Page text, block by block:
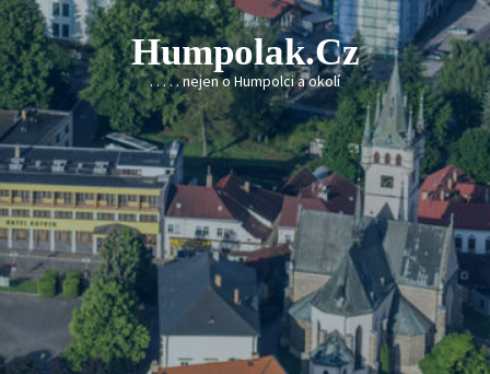
Skip
to
content
Humpolak.cz
. . . . . nejen o Humpolci a okolí